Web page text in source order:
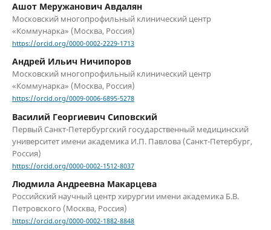
Ашот Меружанович Авдалян
Московский многопрофильный клинический центр
«Коммунарка» (Москва, Россия)
https://orcid.org/0000-0002-2229-1713
Андрей Ильич Ничипоров
Московский многопрофильный клинический центр
«Коммунарка» (Москва, Россия)
https://orcid.org/0009-0006-6895-5278
Василий Георгиевич Сиповский
Первый Санкт-Петербургский государственный медицинский
университет имени академика И.П. Павлова (Санкт-Петербург,
Россия)
https://orcid.org/0000-0002-1512-8037
Людмила Андреевна Макарцева
Российский научный центр хирургии имени академика Б.В.
Петровского (Москва, Россия)
https://orcid.org/0000-0002-1882-8848